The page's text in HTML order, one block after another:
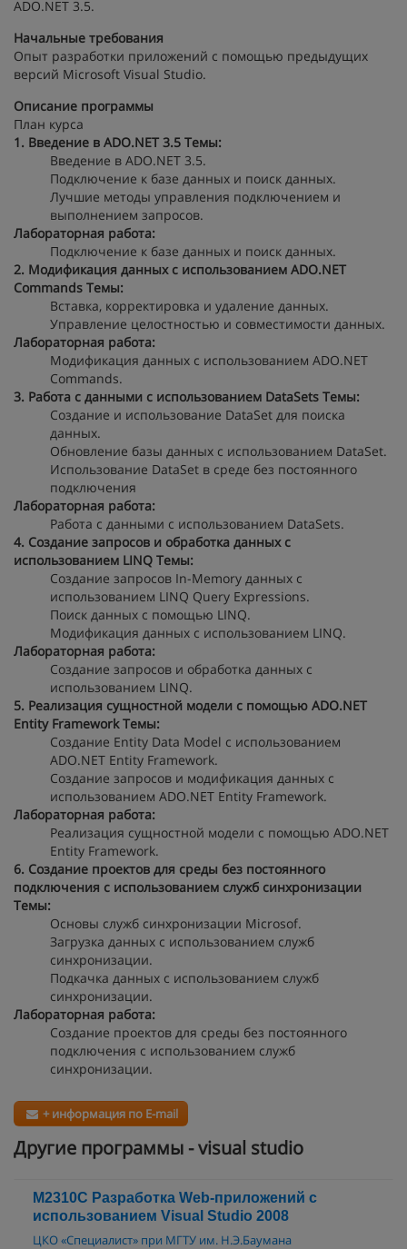
ADO.NET 3.5.
Начальные требования
Опыт разработки приложений с помощью предыдущих
версий Microsoft Visual Studio.
Описание программы
План курса
1. Введение в ADO.NET 3.5 Темы:
Введение в ADO.NET 3.5.
Подключение к базе данных и поиск данных.
Лучшие методы управления подключением и
выполнением запросов.
Лабораторная работа:
Подключение к базе данных и поиск данных.
2. Модификация данных с использованием ADO.NET
Commands Темы:
Вставка, корректировка и удаление данных.
Управление целостностью и совместимости данных.
Лабораторная работа:
Модификация данных с использованием ADO.NET
Commands.
3. Работа с данными с использованием DataSets Темы:
Создание и использование DataSet для поиска
данных.
Обновление базы данных с использованием DataSet.
Использование DataSet в среде без постоянного
подключения
Лабораторная работа:
Работа с данными с использованием DataSets.
4. Создание запросов и обработка данных с
использованием LINQ Темы:
Создание запросов In-Memory данных с
использованием LINQ Query Expressions.
Поиск данных с помощью LINQ.
Модификация данных с использованием LINQ.
Лабораторная работа:
Создание запросов и обработка данных с
использованием LINQ.
5. Реализация сущностной модели с помощью ADO.NET
Entity Framework Темы:
Создание Entity Data Model с использованием
ADO.NET Entity Framework.
Создание запросов и модификация данных с
использованием ADO.NET Entity Framework.
Лабораторная работа:
Реализация сущностной модели с помощью ADO.NET
Entity Framework.
6. Создание проектов для среды без постоянного
подключения с использованием служб синхронизации
Темы:
Основы служб синхронизации Microsof.
Загрузка данных с использованием служб
синхронизации.
Подкачка данных с использованием служб
синхронизации.
Лабораторная работа:
Создание проектов для среды без постоянного
подключения с использованием служб
синхронизации.
+ информация по E-mail
Другие программы - visual studio
М2310С Разработка Web-приложений с
использованием Visual Studio 2008
ЦКО «Специалист» при МГТУ им. Н.Э.Баумана